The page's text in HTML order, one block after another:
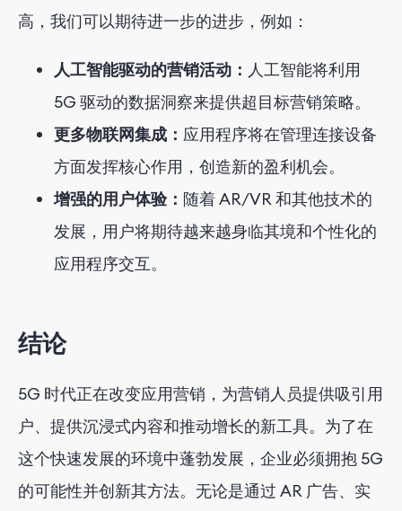
高，我们可以期待进一步的进步，例如：
人工智能驱动的营销活动： 人工智能将利用
5G 驱动的数据洞察来提供超目标营销策略。
更多物联网集成： 应用程序将在管理连接设备
方面发挥核心作用，创造新的盈利机会。
增强的用户体验： 随着 AR/VR 和其他技术的
发展，用户将期待越来越身临其境和个性化的
应用程序交互。
结论
5G 时代正在改变应用营销，为营销人员提供吸引用
户、提供沉浸式内容和推动增长的新工具。为了在
这个快速发展的环境中蓬勃发展，企业必须拥抱 5G
的可能性并创新其方法。无论是通过 AR 广告、实